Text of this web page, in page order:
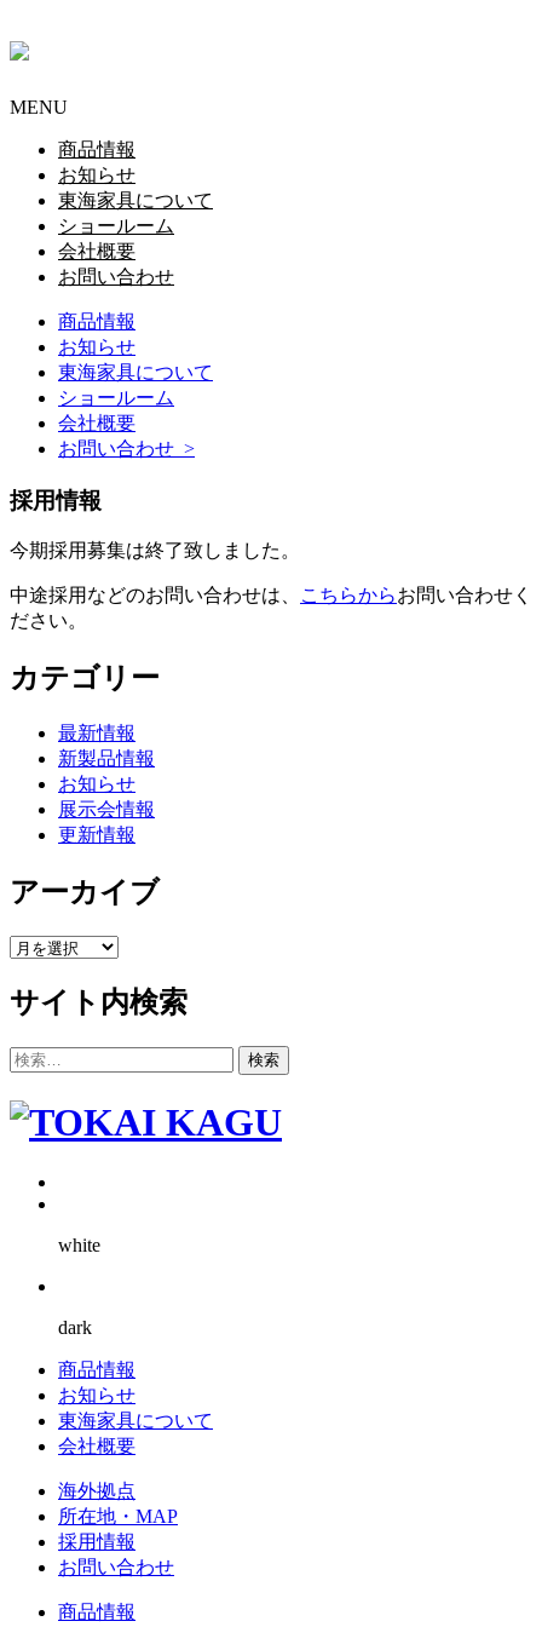
MENU
商品情報
お知らせ
東海家具について
ショールーム
会社概要
お問い合わせ
商品情報
お知らせ
東海家具について
ショールーム
会社概要
お問い合わせ >
採用情報
今期採用募集は終了致しました。
中途採用などのお問い合わせは、 こちらからお問い合わせく
ださい。
カテゴリー
最新情報
新製品情報
お知らせ
展示会情報
更新情報
アーカイブ
ア
カ
イ
ブ
サイト内検索
検
white
dark
商品情報
お知らせ
東海家具について
会社概要
海外拠点
所在地・MAP
採用情報
お問い合わせ
商品情報